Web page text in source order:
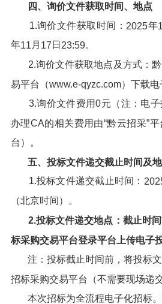
四、 询价文件获取时间、地点
1.询价文件获取时间： 2025年
年11月 17 日 23:59。
2.询价文件获取地点及方式：
易平台（www.e-qyzc.com）下载电
3.询价文件费用0元（注：电子
办理CA的相关费用由“黔云招采”
台）。
五、投标文件递交截止时间及
1.投标文件递交截止时间： 202
（北京时间）。
2.投标文件递交地点：截止时
标采购交易平台登录平台上传电子
注：投标截止时间前，将投标
招标采购交易平台（不需要现场递
本次招标为全流程电子化招标